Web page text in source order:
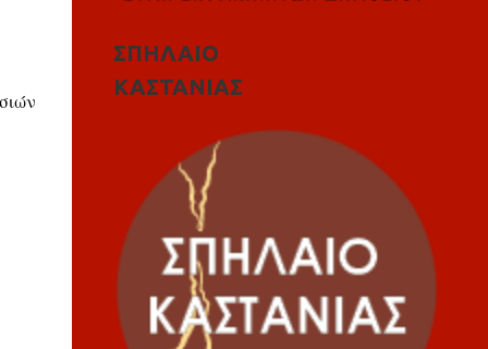
ΣΠΗΛΑΙΟ
ΚΑΣΤΑΝΙΑΣ